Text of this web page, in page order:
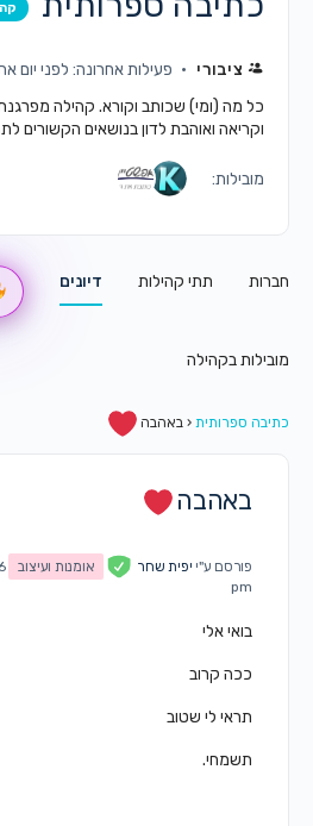
ציבורי
פעילות אחרונה: לפני יום
כל מה (ומי) שכותב וקורא. קהילה
וקריאה ואוהבת לדון בנושאים הקשורים
מובילות:
חברות תתי קהילות דיונים
מובילות בקהילה
כתיבה ספרותית ‹ באהבה
באהבה
פורסם ע"ייפית שחר אומנות ועיצוב
pm
בואי אלי
ככה קרוב
תראי לי שטוב
תשמחי.